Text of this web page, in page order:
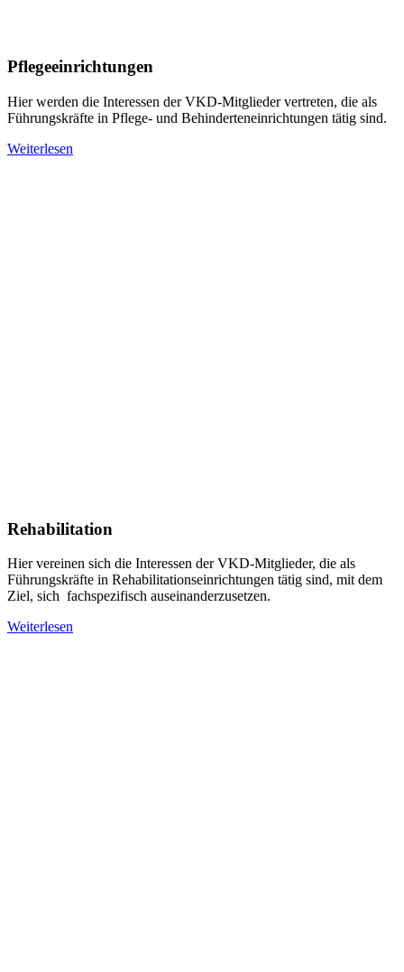
Pflegeeinrichtungen
Hier werden die Interessen der VKD-Mitglieder vertreten, die als
Führungskräfte in Pflege- und Behinderteneinrichtungen tätig sind.
Weiterlesen
Rehabilitation
Hier vereinen sich die Interessen der VKD-Mitglieder, die als
Führungskräfte in Rehabilitationseinrichtungen tätig sind, mit dem
Ziel, sich fachspezifisch auseinanderzusetzen.
Weiterlesen